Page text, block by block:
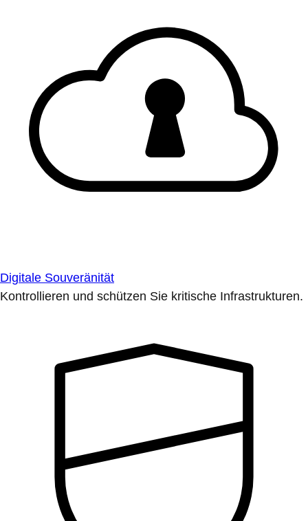
Digitale Souveränität
Kontrollieren und schützen Sie kritische Infrastrukturen.